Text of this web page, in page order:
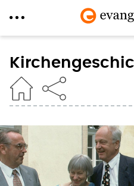
zum
Inhalt